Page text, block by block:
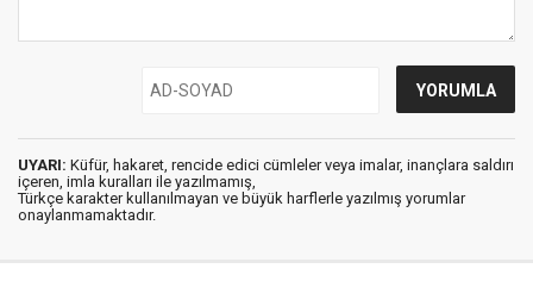
UYARI: Küfür, hakaret, rencide edici cümleler veya imalar, inançlara saldırı
içeren, imla kuralları ile yazılmamış,
Türkçe karakter kullanılmayan ve büyük harflerle yazılmış yorumlar
onaylanmamaktadır.